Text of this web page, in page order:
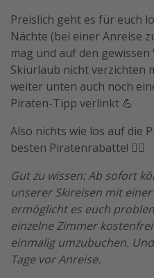
Preislich geht es für euch
Nächte (bei einer Anreise
mag und auf den
Skiurlaub nicht verzichten
weiter unten auch noch
Piraten-Tipp verlinkt 💪
Also nichts wie los auf die
besten Piratenrabatte! 🏴‍☠️
Gut zu wissen: Ab sofort
unserer Skireisen mit
ermöglicht es euch
einzelne Zimmer
einmalig umzubuchen.
Tage vor Anreise.